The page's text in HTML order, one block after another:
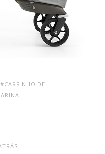
#CARRINHO DE